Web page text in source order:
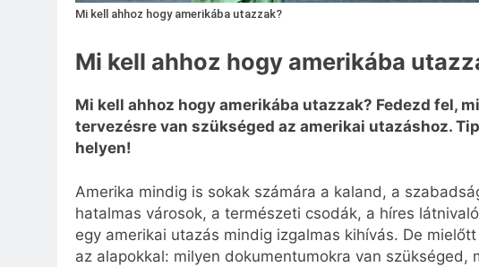
Mi kell ahhoz hogy amerikába utazzak?
Mi kell ahhoz hogy amerikába
Mi kell ahhoz hogy amerikába utazzak? Fedezd fel,
tervezésre van szükséged az amerikai utazáshoz.
helyen!
Amerika mindig is sokak számára a kaland, a
hatalmas városok, a természeti csodák, a híres
egy amerikai utazás mindig izgalmas kihívás. De
az alapokkal: milyen dokumentumokra van